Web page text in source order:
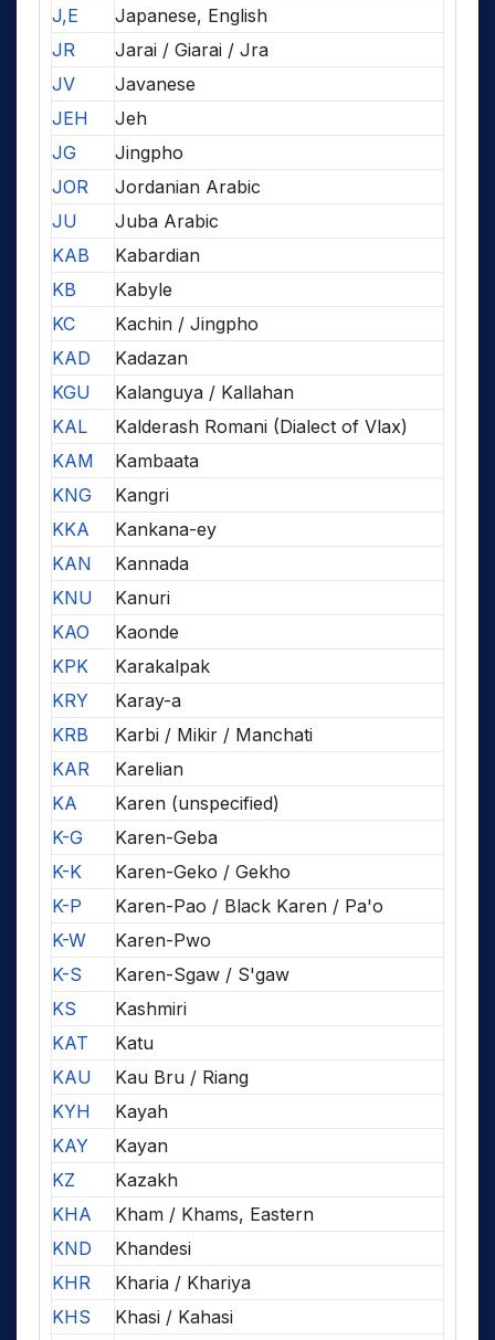
J,E
Japanese, English
JR
Jarai / Giarai / Jra
JV
Javanese
JEH
Jeh
JG
Jingpho
JOR
Jordanian Arabic
JU
Juba Arabic
KAB
Kabardian
KB
Kabyle
KC
Kachin / Jingpho
KAD
Kadazan
KGU
Kalanguya / Kallahan
KAL
Kalderash Romani (Dialect of Vlax)
KAM
Kambaata
KNG
Kangri
KKA
Kankana-ey
KAN
Kannada
KNU
Kanuri
KAO
Kaonde
KPK
Karakalpak
KRY
Karay-a
KRB
Karbi / Mikir / Manchati
KAR
Karelian
KA
Karen (unspecified)
K-G
Karen-Geba
K-K
Karen-Geko / Gekho
K-P
Karen-Pao / Black Karen / Pa'o
K-W
Karen-Pwo
K-S
Karen-Sgaw / S'gaw
KS
Kashmiri
KAT
Katu
KAU
Kau Bru / Riang
KYH
Kayah
KAY
Kayan
KZ
Kazakh
KHA
Kham / Khams, Eastern
KND
Khandesi
KHR
Kharia / Khariya
KHS
Khasi / Kahasi